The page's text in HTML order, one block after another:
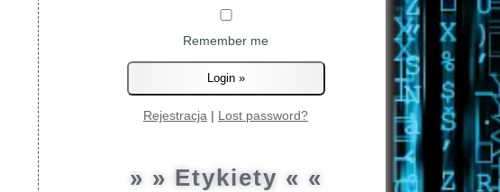
Remember me
Rejestracja | Lost password?
» » Etykiety « «